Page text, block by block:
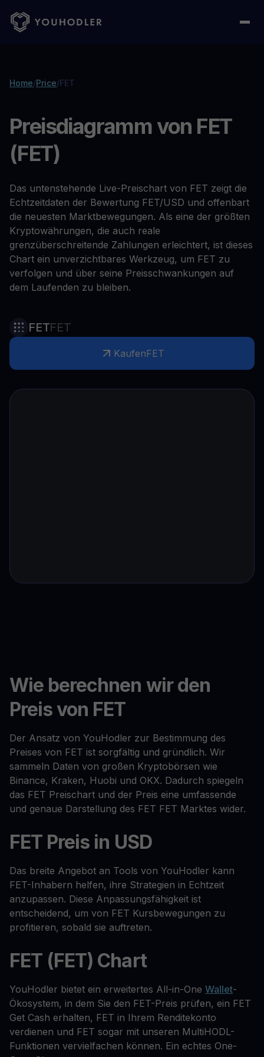
Home/Price/FET
Preisdiagramm von FET
(FET)
Das untenstehende Live-Preischart von FET zeigt die
Echtzeitdaten der Bewertung FET/USD und offenbart
die neuesten Marktbewegungen. Als eine der größten
Kryptowährungen, die auch reale
grenzüberschreitende Zahlungen erleichtert, ist dieses
Chart ein unverzichtbares Werkzeug, um FET zu
verfolgen und über seine Preisschwankungen auf
dem Laufenden zu bleiben.
FETFET
KaufenFET
Wie berechnen wir den
Preis von FET
Der Ansatz von YouHodler zur Bestimmung des
Preises von FET ist sorgfältig und gründlich. Wir
sammeln Daten von großen Kryptobörsen wie
Binance, Kraken, Huobi und OKX. Dadurch spiegeln
das FET Preischart und der Preis eine umfassende
und genaue Darstellung des FET FET Marktes wider.
FET Preis in USD
Das breite Angebot an Tools von YouHodler kann
FET-Inhabern helfen, ihre Strategien in Echtzeit
anzupassen. Diese Anpassungsfähigkeit ist
entscheidend, um von FET Kursbewegungen zu
profitieren, sobald sie auftreten.
FET (FET) Chart
YouHodler bietet ein erweitertes All-in-One Wallet-
Ökosystem, in dem Sie den FET-Preis prüfen, ein FET
Get Cash erhalten, FET in Ihrem Renditekonto
verdienen und FET sogar mit unseren MultiHODL-
Funktionen vervielfachen können. Ein echtes One-